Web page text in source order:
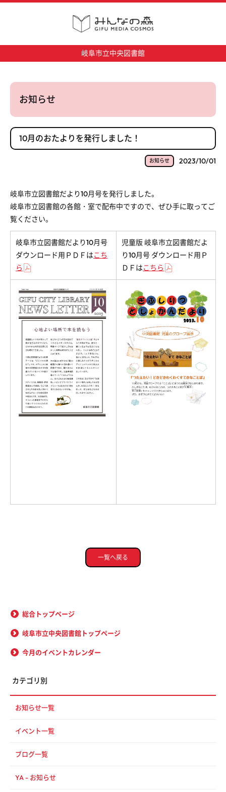
岐阜市立中央図書館
お知らせ
10月のおたよりを発行しました！
お知らせ 2023/10/01
岐阜市立図書館だより10月号を発行しました。
岐阜市立図書館の各館・室で配布中ですので、ぜひ手に取ってご
覧ください。
岐阜市立図書館だより10月号
ダウンロード用ＰＤＦはこち
ら
児童版 岐阜市立図書館だよ
り10月号 ダウンロード用Ｐ
ＤＦはこちら
一覧へ戻る
総合トップページ
岐阜市立中央図書館トップページ
今月のイベントカレンダー
カテゴリ別
お知らせ一覧
イベント一覧
ブログ一覧
YA - お知らせ